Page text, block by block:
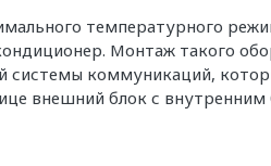
температурного
Монтаж такого
системы коммуникаций,
внешний блок с внутренним